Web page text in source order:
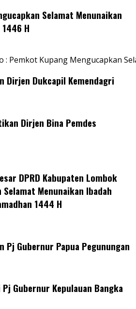
Selamat Menunaikan
H
: Pemkot Kupang Mengucapkan
Dirjen Dukcapil Kemendagri
Dirjen Bina Pemdes
DPRD Kabupaten Lombok
Menunaikan Ibadah
1444 H
Pj Gubernur Papua Pegunungan
Gubernur Kepulauan Bangka